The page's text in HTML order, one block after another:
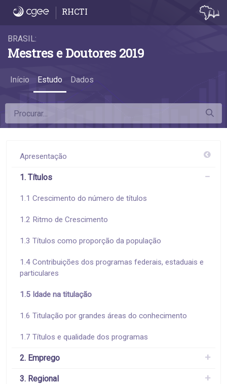
1.5 Idade na titulação - 1.5 Idade na
RHCTI
BRASIL:
Mestres e Doutores 2019
Início Estudo Dados
Apresentação
1. Títulos
1.1 Crescimento do número de títulos
1.2 Ritmo de Crescimento
1.3 Títulos como proporção da população
1.4 Contribuições dos programas federais, estaduais e
particulares
1.5 Idade na titulação
1.6 Titulação por grandes áreas do conhecimento
1.7 Títulos e qualidade dos programas
2. Emprego
3. Regional